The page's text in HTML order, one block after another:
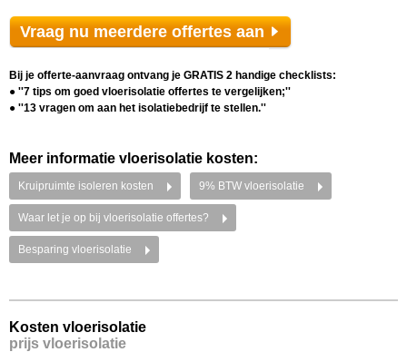
Kosten vloerisolatie
prijs vloerisolatie
Vraag nu meerdere offertes aan
Bij je offerte-aanvraag ontvang je GRATIS 2 handige checklists:
● ''7 tips om goed vloerisolatie offertes te vergelijken;''
● ''13 vragen om aan het isolatiebedrijf te stellen.''
Meer informatie vloerisolatie kosten:
Kruipruimte isoleren kosten 9% BTW vloerisolatie
Waar let je op bij vloerisolatie offertes?
Besparing vloerisolatie